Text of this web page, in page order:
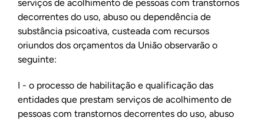
serviços de acolhimento de pessoas com transtornos
decorrentes do uso, abuso ou dependência de
substância psicoativa, custeada com recursos
oriundos dos orçamentos da União observarão o
seguinte:
I - o processo de habilitação e qualificação das
entidades que prestam serviços de acolhimento de
pessoas com transtornos decorrentes do uso, abuso